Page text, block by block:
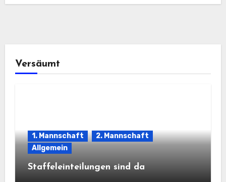
Versäumt
1. Mannschaft
2. Mannschaft
Allgemein
Staffeleinteilungen sind da